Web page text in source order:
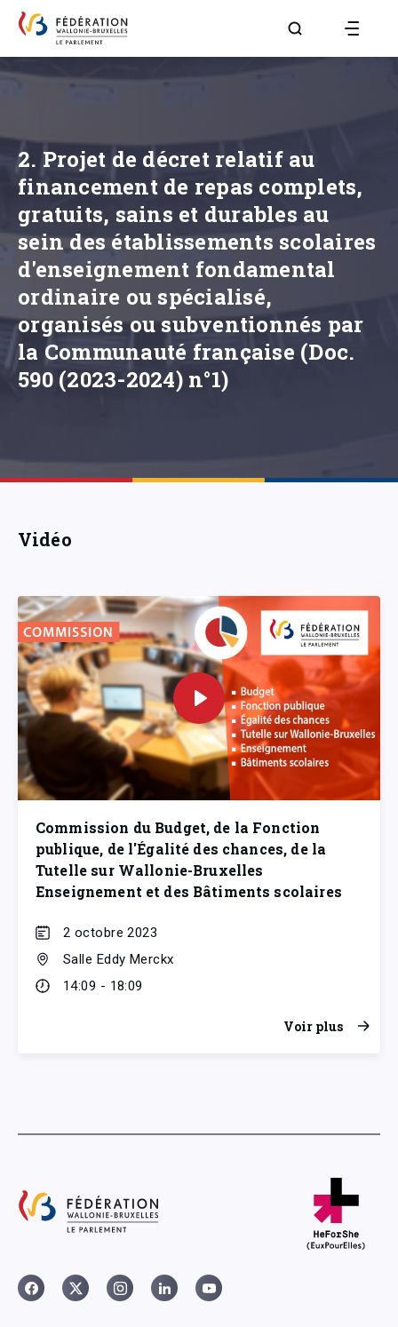
Aller à la page
2. Projet de décret relatif au
financement de repas complets,
gratuits, sains et durables au
sein des établissements scolaires
d'enseignement fondamental
ordinaire ou spécialisé,
organisés ou subventionnés par
la Communauté française (Doc.
590 (2023-2024) n°1)
Vidéo
Commission du Budget, de la Fonction
publique, de l'Égalité des chances, de la
Tutelle sur Wallonie-Bruxelles
Enseignement et des Bâtiments scolaires
2 octobre 2023
Salle Eddy Merckx
14:09 - 18:09
Voir plus